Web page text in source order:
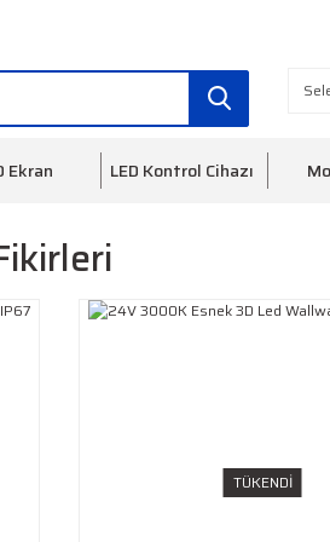
Ekran LED Kontrol Cihazı
TÜKENDİ